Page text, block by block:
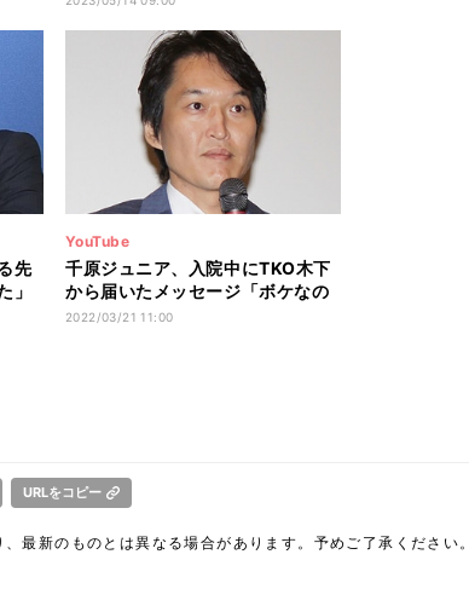
先
」
YouTube
千原ジュニア、入院中にTKO木下
から届いたメッセージ「ボケなの
か…」
2022/03/21 11:00
URLをコピー
最新のものとは異なる場合があります。予めご了承ください。